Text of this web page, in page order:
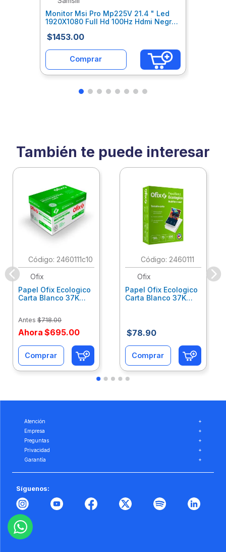
Monitor Msi Pro Mp225V 21.4 " Led
1920X1080 Full Hd 100Hz Hdmi Negro
$1453.00
Comprar
También te puede interesar
: 2460111c10
Ofix
Papel Ofix Ecologico
Carta Blanco 37K
Antes $718.00
Ahora $695.00
Comprar
: 2460111
Ofix
Papel Ofix Ecologico
Carta Blanco 37K
$78.90
Comprar
Atención
+
Empresa
+
Preguntas
+
Privacidad
+
Garantía
+
Síguenos: